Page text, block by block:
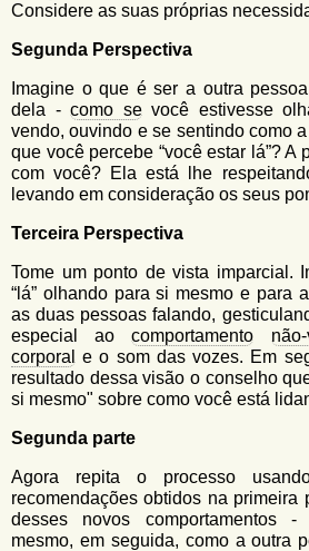
Considere as suas próprias
Segunda Perspectiva
Imagine o que é ser a outra
dela -como sevocê estivesse
vendo, ouvindo e se sentindo como
que você percebe “você estar lá”? A
com você? Ela está lhe
levando em consideração os seus
Terceira Perspectiva
Tome um ponto de vista imparcial.
“lá” olhando para si mesmo e para
as duas pessoas falando,
especial aocomportamento
corporal
e o som das vozes. Em
resultado dessa visão o conselho
si mesmo" sobre como você está
Segunda parte
Agora repita o processo
recomendações obtidos na primeira
desses novos comportamentos
mesmo, em seguida, como a outra